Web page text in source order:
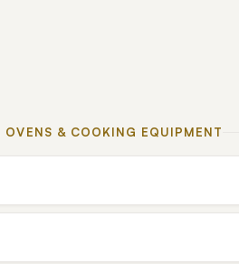
OVENS & COOKING EQUIPMENT